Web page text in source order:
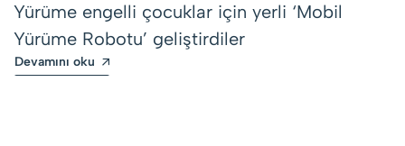
Yürüme engelli çocuklar için yerli ‘Mobil
Yürüme Robotu’ geliştirdiler
Devamını oku